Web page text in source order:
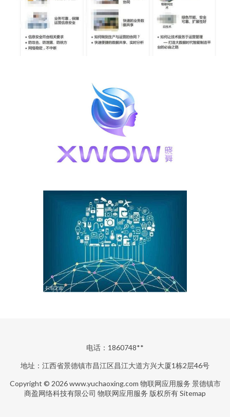
电话：1860748**
地址：江西省景德镇市昌江区昌江大道方兴大厦1栋2层46号
Copyright © 2026www.yuchaoxing.com 物联网应用服务 景德镇市
商盈网络科技有限公司 物联网应用服务 版权所有Sitemap